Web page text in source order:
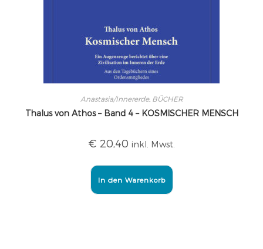
Anastasia/Innererde, BÜCHER
Thalus von Athos – Band 4 – KOSMISCHER MENSCH
€ 20,40 inkl. Mwst.
In den Warenkorb